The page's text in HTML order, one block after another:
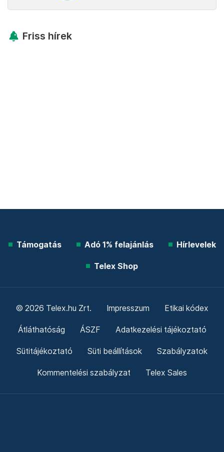
Friss hírek
Támogatás Adó 1% felajánlás Hírlevelek
Telex Shop
© 2026 Telex.hu Zrt. Impresszum Etikai kódex
Átláthatóság ÁSZF Adatkezelési tájékoztató
Sütitájékoztató Süti beállítások Szabályzatok
Kommentelési szabályzat Telex Sales